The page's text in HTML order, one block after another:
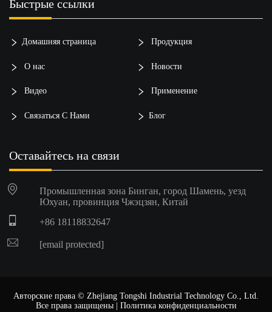
Быстрые ссылки
Домашняя страница Продукция
О нас Новости
Видео Применение
Связаться С Нами Блог
Оставайтесь на связи
Промышленная зона Бинган, город Шамень, уезд
Юхуан, провинция Чжэцзян, Китай
+86 18118832647
[email protected]
Авторские права © Zhejiang Tongshi Industrial Technology Co., Ltd.
Все права защищены | Политика конфиденциальности